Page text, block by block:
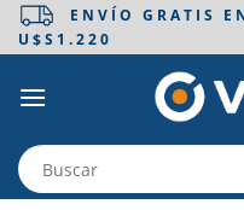
Saltar
ENVÍO GRATIS
U$S1.220